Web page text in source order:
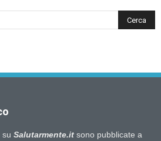
su Salutarmente.it sono pubblicate a